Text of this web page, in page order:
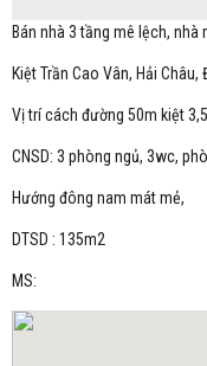
Bán nhà 3 tầng mê lệch, nhà
Kiệt Trần Cao Vân, Hải Châu,
Vị trí cách đường 50m kiệt
CNSD: 3 phòng ngủ, 3wc,
Hướng đông nam mát mẻ,
DTSD : 135m2
MS: